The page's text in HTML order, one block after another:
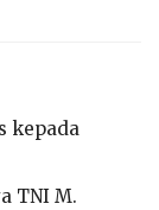
kepada
TNI M.